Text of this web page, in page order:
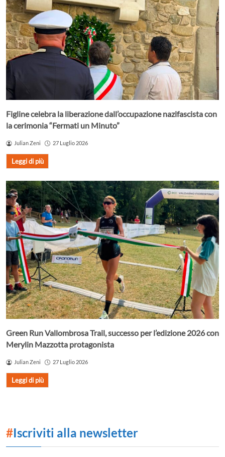
Figline celebra la liberazione dall’occupazione nazifascista con
la cerimonia “Fermati un Minuto”
Julian Zeni 27 Luglio 2026
Leggi di più
Green Run Vallombrosa Trail, successo per l’edizione 2026 con
Merylin Mazzotta protagonista
Julian Zeni 27 Luglio 2026
Leggi di più
#Iscriviti alla newsletter